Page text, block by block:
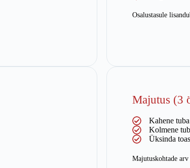
Osalustasule
Majutus (3
Kahene
Kolmene
Üksinda
Majutuskohtade